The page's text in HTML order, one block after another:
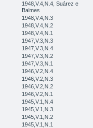
1948,V.4,N.4, Suárez e
Balmes
1948,V.4,N.3
1948,V.4,N.2
1948,V.4,N.1
1947,V.3,N.3
1947,V.3,N.4
1947,V.3,N.2
1947,V.3,N.1
1946,V.2,N.4
1946,V.2,N.3
1946,V.2,N.2
1946,V.2,N.1
1945,V.1,N.4
1945,V.1,N.3
1945,V.1,N.2
1945,V.1,N.1